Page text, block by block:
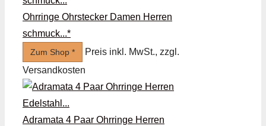
Ohrringe Ohrstecker Damen Herren
schmuck...*
Zum Shop *
Preis inkl. MwSt., zzgl.
Versandkosten
Adramata 4 Paar Ohrringe Herren